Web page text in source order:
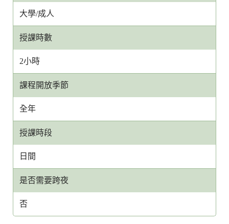
大學/成人
授課時數
2小時
課程開放季節
全年
授課時段
日間
是否需要跨夜
否